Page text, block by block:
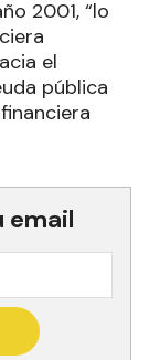
2001, “lo
el
pública
email